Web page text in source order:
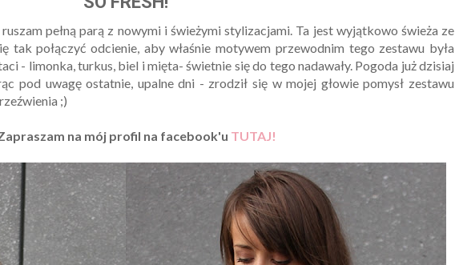
pełną parą z nowymi i świeżymi stylizacjami. Ta jest wyjątkowo świeża ze
tak połączyć odcienie, aby właśnie motywem przewodnim tego zestawu była
- limonka, turkus, biel i mięta- świetnie się do tego nadawały. Pogoda już dzisiaj
pod uwagę ostatnie, upalne dni - zrodził się w mojej głowie pomysł zestawu
;)
na mój profil na facebook'u TUTAJ!